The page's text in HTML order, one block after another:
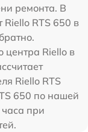
ремонта. В
Riello RTS 650 в
центра Riello в
Riello RTS
650 по нашей
при